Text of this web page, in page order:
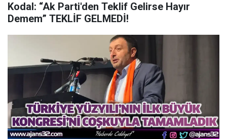
Kodal: “Ak Parti'den Teklif Gelirse Hayır
Demem” TEKLİF GELMEDİ!